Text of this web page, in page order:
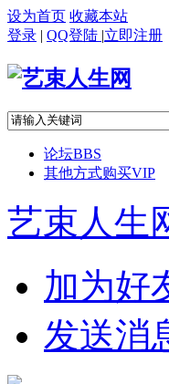
设为首页 收藏本站
登录 | QQ登陆 |立即注册
论坛BBS
其他方式购买VIP
艺束人生
加为好
发送消